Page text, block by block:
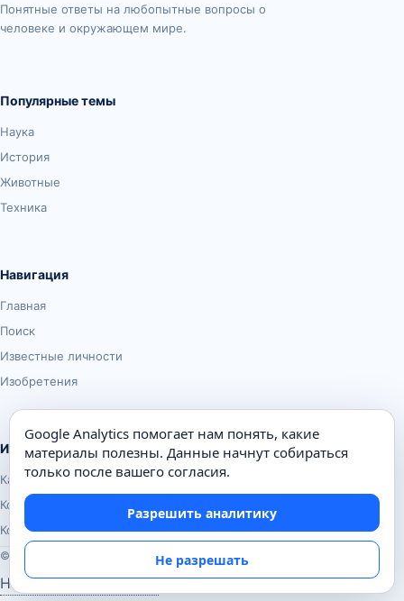
Понятные ответы на любопытные вопросы о
человеке и окружающем мире.
Популярные темы
Наука
История
Животные
Техника
Навигация
Главная
Поиск
Известные личности
Изобретения
Информация
Карта сайта
Контакты
Конфиденциальность
© Почемуха.ру, 2010–2026
Настройки аналитики
Google Analytics помогает нам понять, какие
материалы полезны. Данные начнут собираться
только после вашего согласия.
Разрешить аналитику
Не разрешать